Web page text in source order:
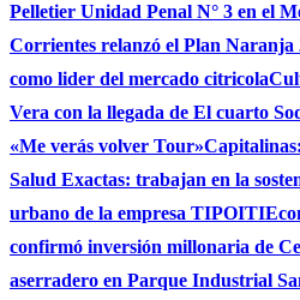
Pelletier Unidad Penal N° 3 en el
Corrientes relanzó el Plan Naranja
como lider del mercado citricola
Vera con la llegada de El cuarto
«Me verás volver Tour»
Salud Exactas: trabajan en la
urbano de la empresa TIPOITI
confirmó inversión millonaria de
aserradero en Parque Industrial